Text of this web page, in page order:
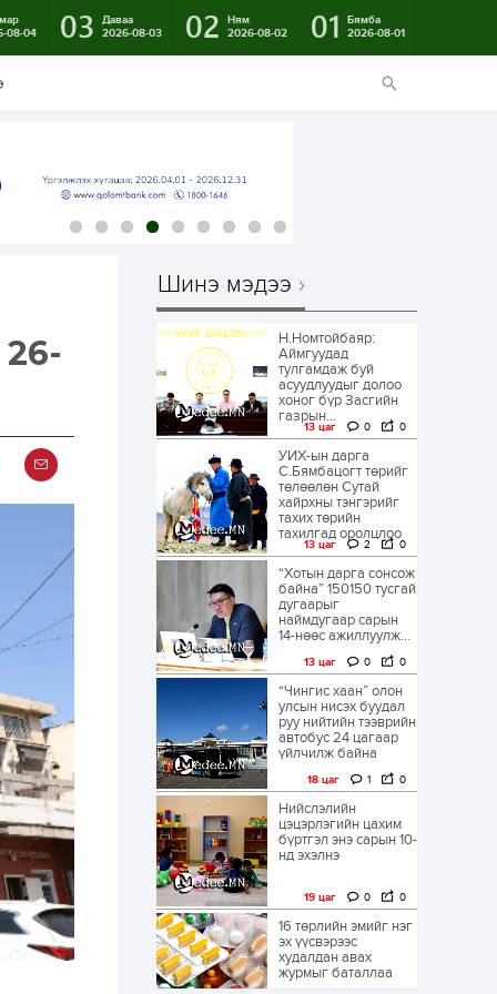
08-04
03
Даваа
2026-08-03
02
Ням
2026-08-02
01
Бямба
2026-08-01
Шинэ мэдээ
Н.Номтойбаяр:
Аймгуудад
тулгамдаж буй
асуудлуудыг долоо
хоног бүр Засгийн
газрын...
13 цаг 0 0
УИХ-ын дарга
С.Бямбацогт төрийг
төлөөлөн Сутай
хайрхны тэнгэрийг
тахих төрийн
тахилгад оролцлоо
13 цаг 2 0
“Хотын дарга сонсож
байна” 150150 тусгай
дугаарыг
наймдугаар сарын
14-нөөс ажиллуулж...
13 цаг 0 0
“Чингис хаан” олон
улсын нисэх буудал
руу нийтийн тээврийн
автобус 24 цагаар
үйлчилж байна
18 цаг 1 0
Нийслэлийн
цэцэрлэгийн цахим
бүртгэл энэ сарын 10-
нд эхэлнэ
19 цаг 0 0
16 төрлийн эмийг нэг
эх үүсвэрээс
худалдан авах
журмыг баталлаа